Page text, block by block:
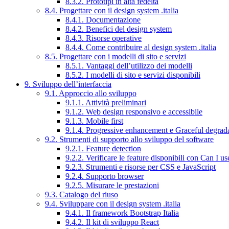
8.4. Progettare con il design system .italia
8.4.1. Documentazione
8.4.2. Benefici del design system
8.4.3. Risorse operative
8.4.4. Come contribuire al design system .italia
8.5. Progettare con i modelli di sito e servizi
8.5.1. Vantaggi dell’utilizzo dei modelli
8.5.2. I modelli di sito e servizi disponibili
9. Sviluppo dell’interfaccia
9.1. Approccio allo sviluppo
9.1.1. Attività preliminari
9.1.2. Web design responsivo e accessibile
9.1.3. Mobile first
9.1.4. Progressive enhancement e Graceful
9.2. Strumenti di supporto allo sviluppo del software
9.2.1. Feature detection
9.2.2. Verificare le feature disponibili con Can I
9.2.3. Strumenti e risorse per CSS e JavaScript
9.2.4. Supporto browser
9.2.5. Misurare le prestazioni
9.3. Catalogo del riuso
9.4. Sviluppare con il design system .italia
9.4.1. Il framework Bootstrap Italia
9.4.2. Il kit di sviluppo React